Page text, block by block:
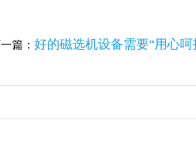
篇： 好的磁选机设备需要“用心呵